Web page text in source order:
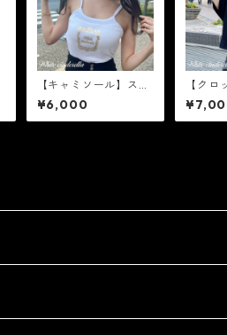
【キャミソール】スク
エアロゴ［白×ゴール
ド箔］
¥6,000
【クロ
ジャス
バーラ